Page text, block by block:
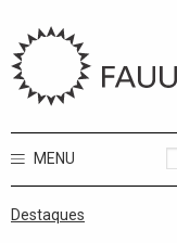
MENU
Destaques